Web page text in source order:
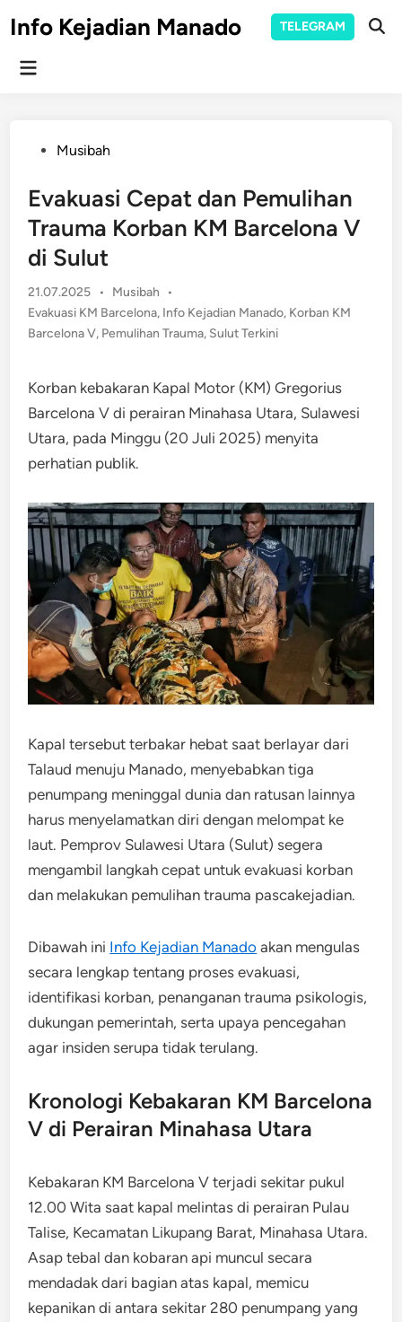
toInfo Kejadian Manado TELEGRAM
Main
PostedMusibah
Evakuasi Cepat dan Pemulihan
Trauma Korban KM Barcelona V
di Sulut
21.07.2025 •
Posted
in
Musibah
•
Evakuasi KM Barcelona, Info Kejadian Manado, Korban KM
Barcelona V, Pemulihan Trauma, Sulut Terkini
Korban kebakaran Kapal Motor (KM) Gregorius
Barcelona V di perairan Minahasa Utara, Sulawesi
Utara, pada Minggu (20 Juli 2025) menyita
perhatian publik.
Kapal tersebut terbakar hebat saat berlayar dari
Talaud menuju Manado, menyebabkan tiga
penumpang meninggal dunia dan ratusan lainnya
harus menyelamatkan diri dengan melompat ke
laut. Pemprov Sulawesi Utara (Sulut) segera
mengambil langkah cepat untuk evakuasi korban
dan melakukan pemulihan trauma pascakejadian.
Dibawah ini Info Kejadian Manado akan mengulas
secara lengkap tentang proses evakuasi,
identifikasi korban, penanganan trauma psikologis,
dukungan pemerintah, serta upaya pencegahan
agar insiden serupa tidak terulang.
Kronologi Kebakaran KM Barcelona
V di Perairan Minahasa Utara
Kebakaran KM Barcelona V terjadi sekitar pukul
12.00 Wita saat kapal melintas di perairan Pulau
Talise, Kecamatan Likupang Barat, Minahasa Utara.
Asap tebal dan kobaran api muncul secara
mendadak dari bagian atas kapal, memicu
kepanikan di antara sekitar 280 penumpang yang